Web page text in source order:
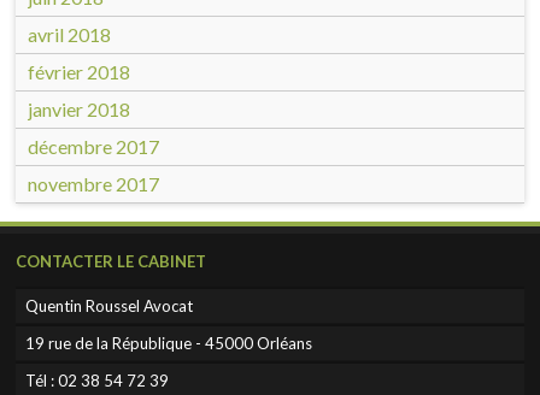
avril 2018
février 2018
janvier 2018
décembre 2017
novembre 2017
CONTACTER LE CABINET
Quentin Roussel Avocat
19 rue de la République - 45000 Orléans
Tél :02 38 54 72 39